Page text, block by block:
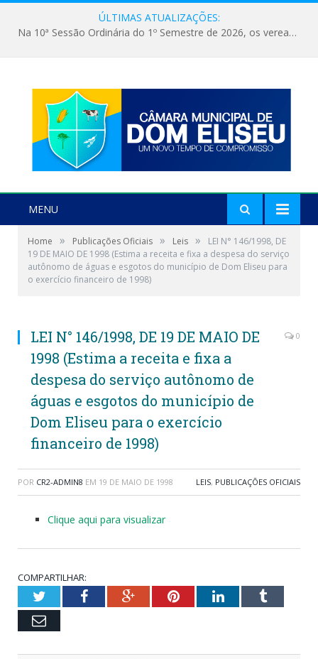
ÚLTIMAS ATUALIZAÇÕES:
Na 10ª Sessão Ordinária do 1º Semestre de 2026, os vereadores receberam a nova comandante do 51º Batalhão de Polícia Militar, a Major Alessandra Lopes Leal Bandeira. A visita institucional proporcionou a apresentação da oficial aos parlamentares e reforçou o compromisso de cooperação entre a Polícia Militar e o Poder Legislativo em prol da segurança da população.
MENU
Home » Publicações Oficiais » Leis »
LEI N° 146/1998, DE
19 DE MAIO DE 1998 (Estima a receita e fixa a despesa do serviço
autônomo de águas e esgotos do município de Dom Eliseu para
o exercício financeiro de 1998)
LEI N° 146/1998, DE 19 DE MAIO DE
1998 (Estima a receita e fixa a
despesa do serviço autônomo de
águas e esgotos do município de
Dom Eliseu para o exercício
financeiro de 1998)
0
POR CR2-ADMIN8 EM 19 DE MAIO DE 1998 LEIS, PUBLICAÇÕES OFICIAIS
Clique aqui para visualizar
COMPARTILHAR:
TwitterFacebookGoogle+PinterestLinkedInTumblr
Email